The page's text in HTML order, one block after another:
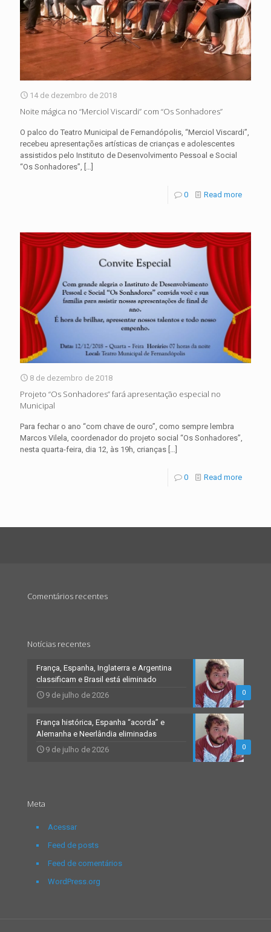
14 de dezembro de 2018
Noite mágica no “Merciol Viscardi” com “Os Sonhadores”
O palco do Teatro Municipal de Fernandópolis, “Merciol Viscardi”,
recebeu apresentações artísticas de crianças e adolescentes
assistidos pelo Instituto de Desenvolvimento Pessoal e Social
“Os Sonhadores”, […]
0 Read more
8 de dezembro de 2018
Projeto “Os Sonhadores” fará apresentação especial no
Municipal
Para fechar o ano “com chave de ouro”, como sempre lembra
Marcos Vilela, coordenador do projeto social “Os Sonhadores”,
nesta quarta-feira, dia 12, às 19h, crianças […]
0 Read more
Comentários recentes
Notícias recentes
0
França, Espanha, Inglaterra e Argentina
classificam e Brasil está eliminado
9 de julho de 2026
0
França histórica, Espanha “acorda” e
Alemanha e Neerlândia eliminadas
9 de julho de 2026
Meta
Acessar
Feed de posts
Feed de comentários
WordPress.org